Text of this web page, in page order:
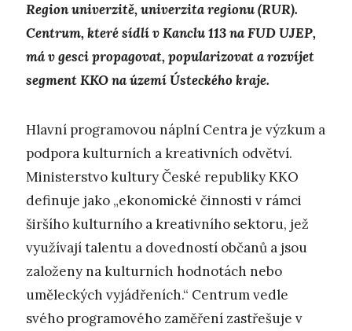
Region univerzitě, univerzita regionu (RUR).
Centrum, které sídlí v Kanclu 113 na FUD UJEP,
má v gesci propagovat, popularizovat a rozvíjet
segment KKO na území Ústeckého kraje.
Hlavní programovou náplní Centra je výzkum a
podpora kulturních a kreativních odvětví.
Ministerstvo kultury České republiky KKO
definuje jako „ekonomické činnosti v rámci
širšího kulturního a kreativního sektoru, jež
využívají talentu a dovedností občanů a jsou
založeny na kulturních hodnotách nebo
uměleckých vyjádřeních.“ Centrum vedle
svého programového zaměření zastřešuje v